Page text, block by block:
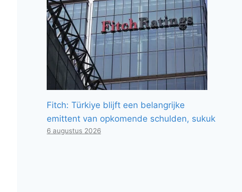
Fitch: Türkiye blijft een belangrijke
emittent van opkomende schulden, sukuk
6 augustus 2026